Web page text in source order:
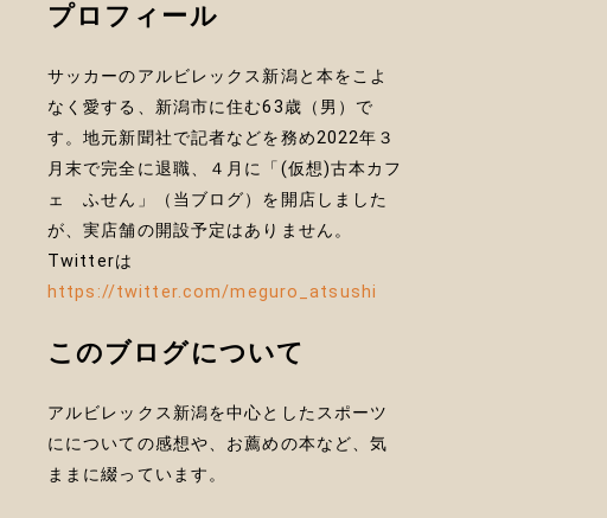
プロフィール
サッカーのアルビレックス新潟と本をこよ
なく愛する、新潟市に住む63歳（男）で
す。地元新聞社で記者などを務め2022年３
月末で完全に退職、４月に「(仮想)古本カフ
ェ ふせん」（当ブログ）を開店しました
が、実店舗の開設予定はありません。
Twitterは
https://twitter.com/meguro_atsushi
このブログについて
アルビレックス新潟を中心としたスポーツ
にについての感想や、お薦めの本など、気
ままに綴っています。